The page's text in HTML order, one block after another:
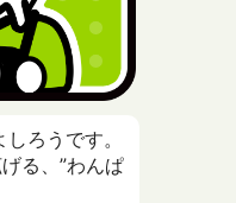
ろうです。
る、”わんぱ